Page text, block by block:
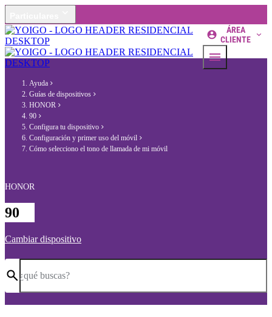
ÁREA
CLIENTE
Ayuda
Guías de dispositivos
HONOR
90
Configura tu dispositivo
Configuración y primer uso del móvil
Cómo selecciono el tono de llamada de mi móvil
HONOR
90
Cambiar dispositivo
¿qué buscas?